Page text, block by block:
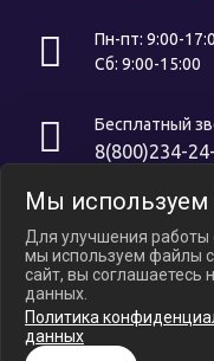
Пн-пт: 9:00-
Сб: 9:00-15:00
Бесплатный
8(800)234-
Интернет ресурс носит
437 ГК РФ. В связи с
сайте могут
менеджеров по телефону.
Политика
Согласие на обработку
Мы используем
Для улучшения работы
мы используем файлы
сайт, вы соглашаетесь
данных.
Политика
данных